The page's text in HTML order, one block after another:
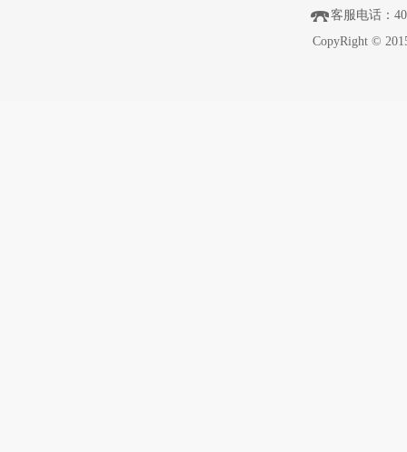
客服电话 ：
CopyRight ©